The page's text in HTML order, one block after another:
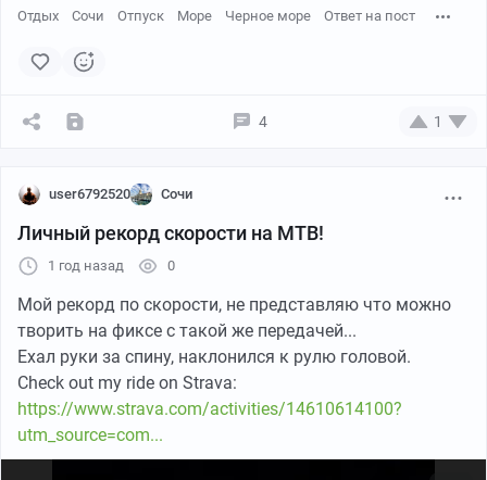
Отдых Сочи Отпуск Море Черное море Ответ на пост
4 1
user6792520 Сочи
Личный рекорд скорости на MTB!
1 год назад 0
Мой рекорд по скорости, не представляю что можно
творить на фиксе с такой же передачей...
Ехал руки за спину, наклонился к рулю головой.
Check out my ride on Strava:
https://www.strava.com/activities/14610614100?
utm_source=com...